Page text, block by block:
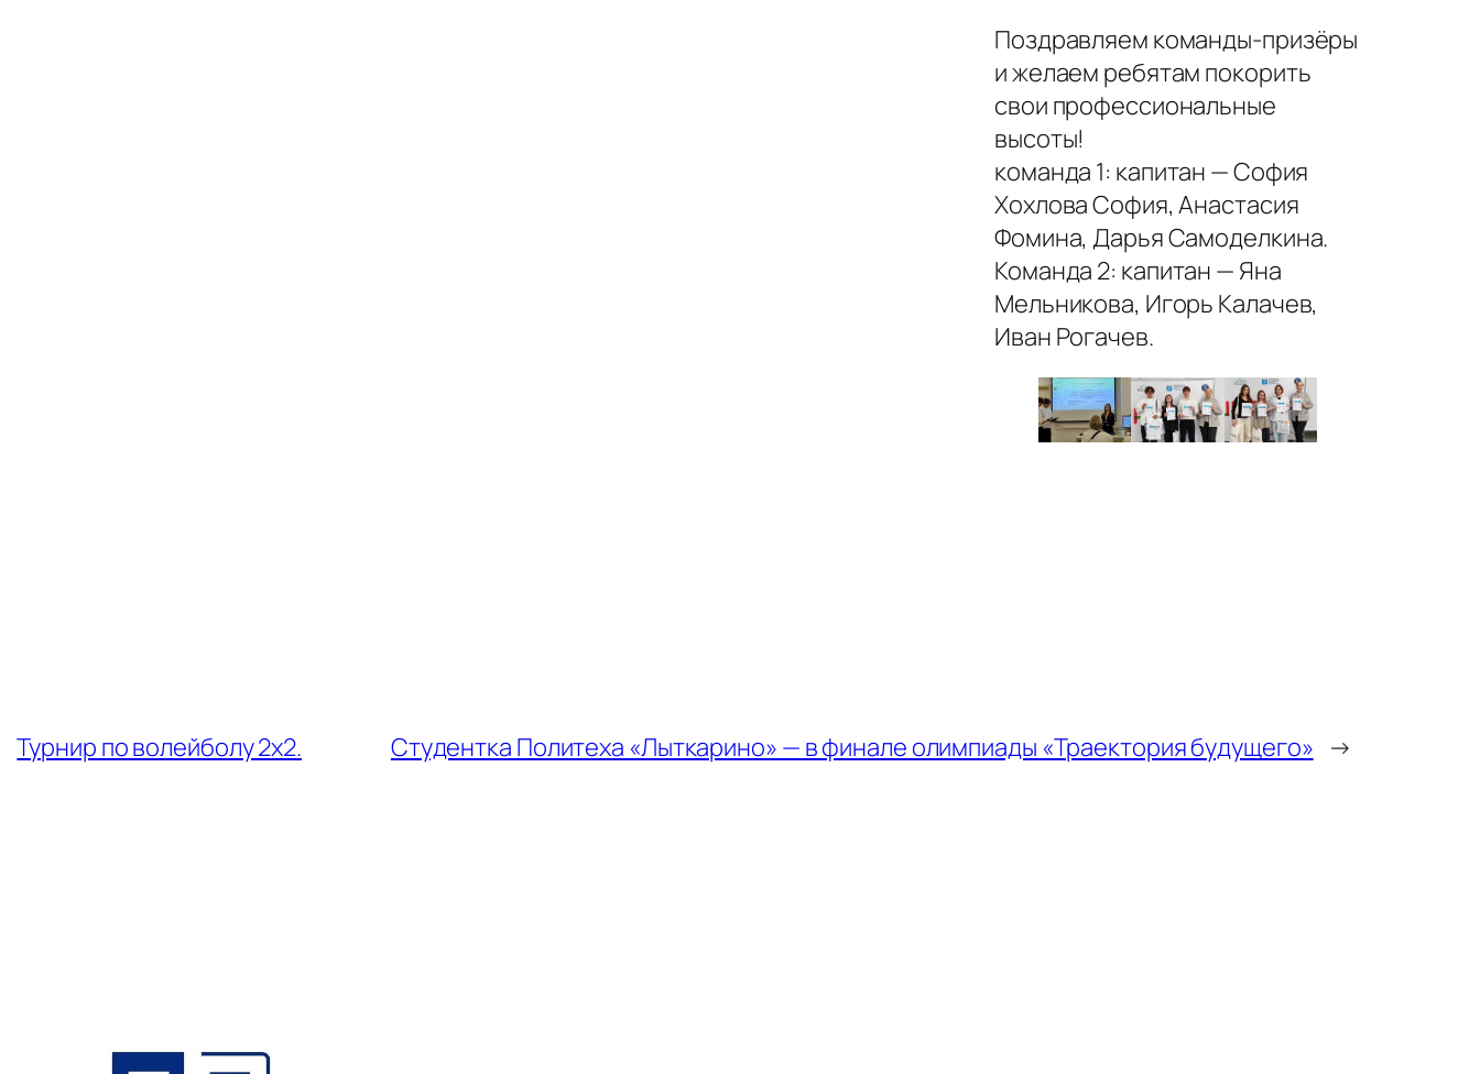
Поздравляем команды-призёры
и желаем ребятам покорить
свои профессиональные
высоты!
команда 1: капитан — София
Хохлова София, Анастасия
Фомина, Дарья Самоделкина.
Команда 2: капитан — Яна
Мельникова, Игорь Калачев,
Иван Рогачев.
Турнир по волейболу 2х2. Студентка Политеха «Лыткарино» — в финале олимпиады «Траектория будущего» →